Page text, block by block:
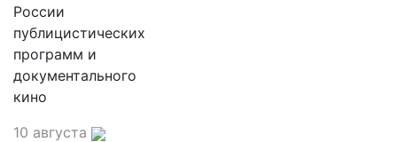
России
публицистических
программ и
документального
кино
10 августа